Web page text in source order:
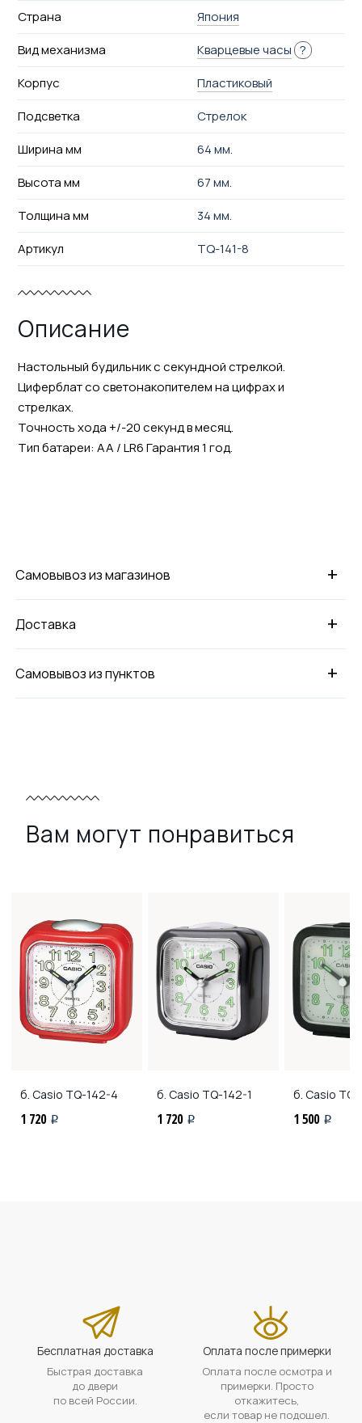
Страна
Япония
Вид механизма
Кварцевые часы ?
Корпус
Пластиковый
Подсветка
Стрелок
Ширина мм
64 мм.
Высота мм
67 мм.
Толщина мм
34 мм.
Артикул
TQ-141-8
Описание
Настольный будильник с секундной стрелкой.
Циферблат со светонакопителем на цифрах и
стрелках.
Точность хода +/-20 секунд в месяц.
Тип батареи: AA / LR6 Гарантия 1 год.
+
Самовывоз из магазинов
+
Доставка
+
Самовывоз из пунктов
Вам могут понравиться
б. Casio TQ-142-4
1 720 i
б. Casio TQ-142-1
1 720 i
б. Casio TQ-
1 500 i
Бесплатная доставка
Быстрая доставка
до двери
по всей России.
Оплата после примерки
Оплата после осмотра и
примерки. Просто
откажитесь,
если товар не подошел.